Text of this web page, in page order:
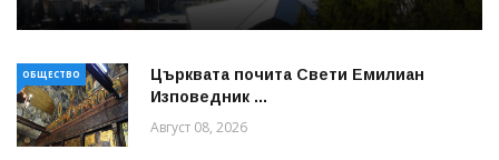
ОБЩЕСТВО
Църквата почита Свeти Емилиан
Изповедник ...
Август 08, 2026